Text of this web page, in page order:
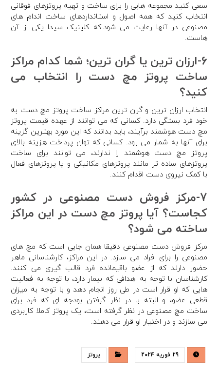
سعی کنید مجموعه هایی را برای ساخت و تهیه پروتزهای فوقانی
انتخاب کنید که همه اصول و استانداردهای ساخت اندام های
مصنوعی در آنها رعایت می شود.که کلینیک سیدا یکی از آن
هاست.
6-ارزان ترین یا گران ترین؛ شما کدام مراکز
ساخت پروتز مچ دست را انتخاب می
کنید؟
انتخاب ارزان ترین و گران ترین مراکز ساخت پروتز مچ دست به
خود فرد بستگی دارد. کسانی که می توانند از عهده قیمت پروتز
مچ دست هوشمند برآیند، باید بدانند که این مورد بهترین گزینه
برای آنها به شمار می رود. کسانی که توان پرداخت هزینه بالای
پروتز مچ دست هوشمند را ندارند، می توانند برای ساخت
پروتزهای ساده تر مانند پروتزهای مکانیکی و یا پروتزهای فعال
با کمک نیروی دست اقدام کنند.
7-مرکز فروش دست مصنوعی در کشور
کجاست؟ آیا پروتز مچ دست در این مراکز
ساخته می شود؟
مرکز فروش دست مصنوعی دقیقا همان جایی است که مچ های
مصنوعی را برای افراد می سازد. در این مراکز، کارشناسانی ماهر
حضور دارند که از عضو باقیمانده فرد قالب گیری می کنند.
کارشناسان با توجه به اهدافی که بیمار دارد، با توجه به فعالیت
هایی که او قرار است در طی روز انجام دهد و با توجه به میزان
قطعی عضو، و البته با در نظر گرفتن بودجه ای که فرد برای
ساخت مچ مصنوعی در نظر گرفته است، یک پروتز کاملا کاربردی
می سازند و در اختیار او قرار می دهند.
29 فوریه 2024 پروتز